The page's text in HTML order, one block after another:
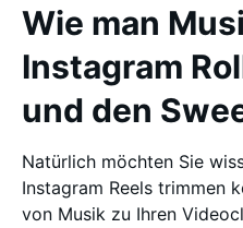
Wie man
Instagram
und den
Natürlich möchten Sie
Instagram Reels trimmen
von Musik zu Ihren